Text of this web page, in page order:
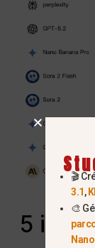
5
🎬
3.1,
🎨